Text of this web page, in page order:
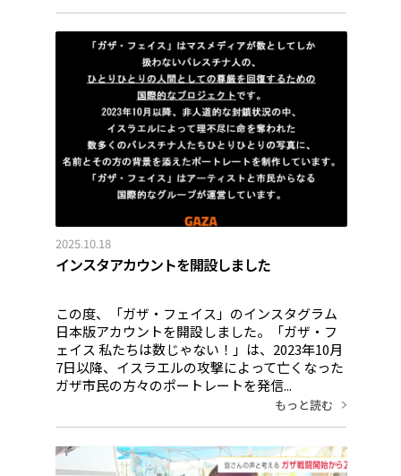
2025.10.18
インスタアカウントを開設しました
この度、「ガザ・フェイス」のインスタグラム
日本版アカウントを開設しました。「ガザ・フ
ェイス 私たちは数じゃない！」は、2023年10月
7日以降、イスラエルの攻撃によって亡くなった
ガザ市民の方々のポートレートを発信...
もっと読む